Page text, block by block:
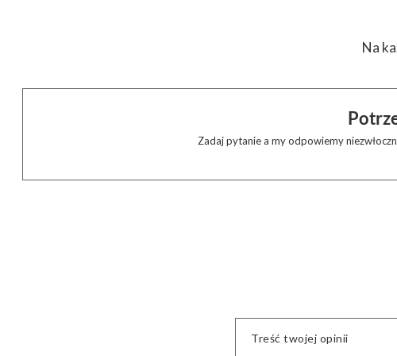
Na
Zadaj pytanie a my odpowiemy
Treść twojej opinii